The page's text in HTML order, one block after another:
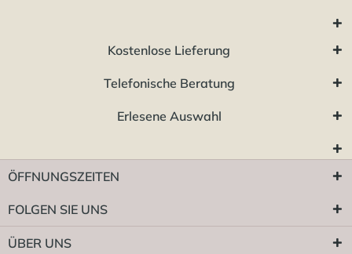
Kostenlose Lieferung
Telefonische Beratung
Erlesene Auswahl
ÖFFNUNGSZEITEN
FOLGEN SIE UNS
ÜBER UNS